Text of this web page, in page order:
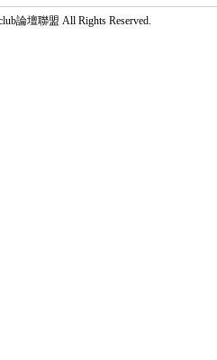
論壇聯盟 All Rights Reserved.